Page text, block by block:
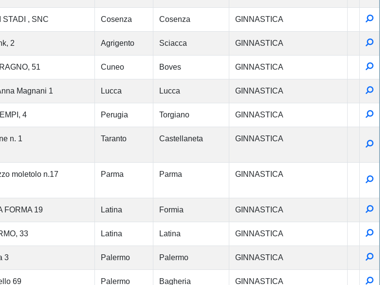
STADI , SNC Cosenza Cosenza GINNASTICA
2 Agrigento Sciacca GINNASTICA
51 Cuneo Boves GINNASTICA
Magnani 1 Lucca Lucca GINNASTICA
4 Perugia Torgiano GINNASTICA
n. 1 Taranto Castellaneta GINNASTICA
moletolo n.17 Parma Parma GINNASTICA
FORMA 19 Latina Formia GINNASTICA
33 Latina Latina GINNASTICA
3 Palermo Palermo GINNASTICA
69 Palermo Bagheria GINNASTICA